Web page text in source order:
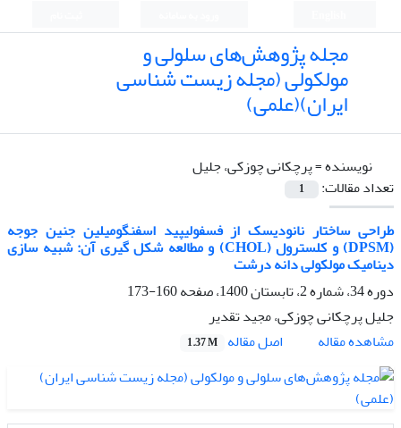
مجله پژوهش‌های سلولی و
مولکولی (مجله زیست شناسی
ایران)(علمی)
نویسنده =پرچکانی چوزکی، جلیل
تعداد مقالات:
1
طراحی ساختار نانودیسک از فسفولیپید اسفنگومیلین جنین جوجه
(DPSM) و کلسترول (CHOL) و مطالعه شکل گیری آن: شبیه سازی
دینامیک مولکولی دانه درشت
دوره 34، شماره 2، تابستان 1400، صفحه
160-173
جلیل پرچکانی چوزکی، مجید تقدیر
مشاهده مقاله
اصل مقاله 1.37 M